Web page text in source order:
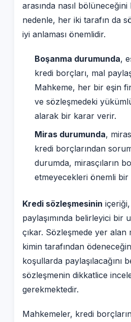
arasında nasıl
nedenle, her iki tarafın da
iyi anlaması önemlidir.
Boşanma durumunda,
kredi borçları, mal
Mahkeme, her bir eşin
ve sözleşmedeki
alarak bir karar verir.
Miras durumunda,
kredi borçlarından
durumda, mirasçıların
etmeyecekleri önemli bir
Kredi sözleşmesinin
paylaşımında belirleyici bir
çıkar. Sözleşmede yer alan
kimin tarafından
koşullarda paylaşılacağını
sözleşmenin dikkatlice
gerekmektedir.
Mahkemeler, kredi